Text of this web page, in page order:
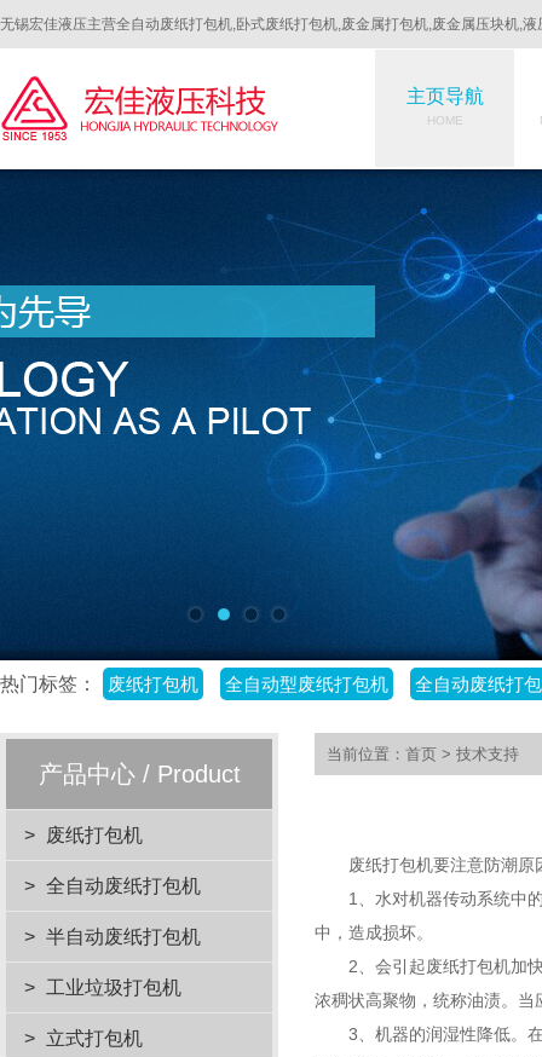
无锡宏佳液压主营全自动废纸打包机,卧式废纸打包机,废金属打包机,废金属压块机,液
主页导航
HOME
热门标签： 废纸打包机 全自动型废纸打包机 全自动废纸打
产品中心 / Product
> 废纸打包机
> 全自动废纸打包机
> 半自动废纸打包机
> 工业垃圾打包机
> 立式打包机
当前位置： 首页 > 技术支持
废纸打包机要注意防潮原
1、水对机器传动系统中的
中，造成损坏。
2、会引起废纸打包机加快
浓稠状高聚物，统称油渍。
3、机器的润湿性降低。在